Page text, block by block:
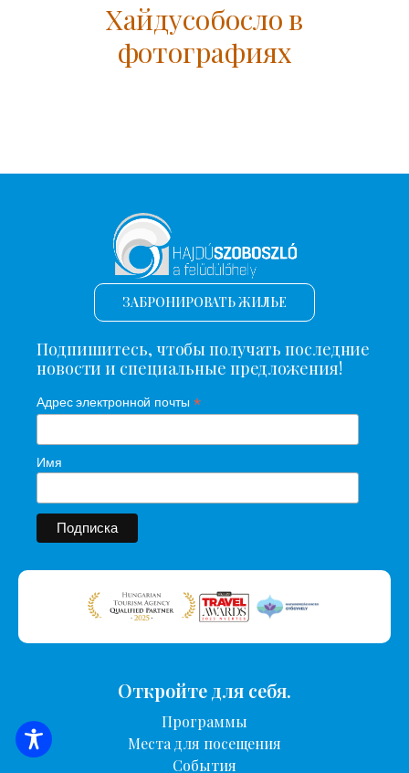
Хайдусобосло в
фотографиях
ПОИСК ЖИЛЬЯ
ЗАБРОНИРОВАТЬ ЖИЛЬЕ
Подпишитесь, чтобы получать последние
новости и специальные предложения!
Адрес электронной почты *
Имя
Откройте для себя.
Программы
Места для посещения
События